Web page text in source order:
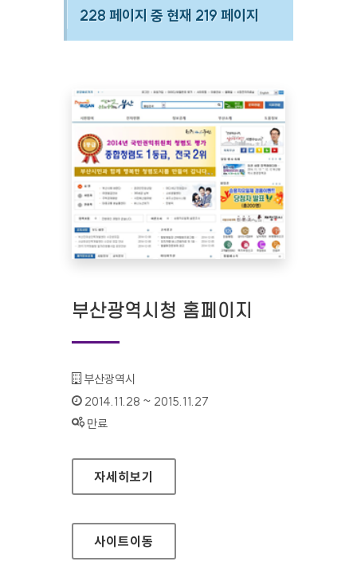
228 페이지 중 현재 219 페이지
부산광역시청 홈페이지
기관명 :
부산광역시
인증기간 :
2014.11.28 ~ 2015.11.27
상태 :
만료
부산광역시청 홈페이지
자세히보기
사이트이동